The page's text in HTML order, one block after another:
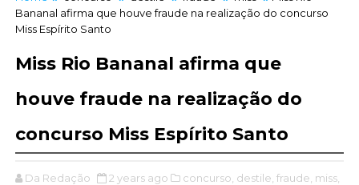
Bananal afirma que houve fraude na realização do concurso
Miss Espírito Santo
Miss Rio Bananal afirma que
houve fraude na realização do
concurso Miss Espírito Santo
Da Redação 2 years ago concurso, destile, fraude, miss,